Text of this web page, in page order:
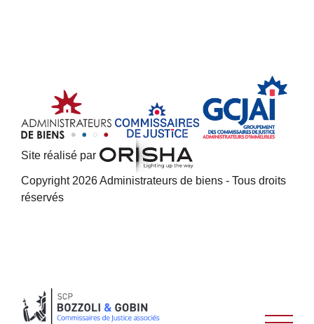
Site réalisé par
Copyright 2026 Administrateurs de biens - Tous droits
réservés